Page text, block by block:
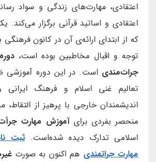
اعتقادی، مهارت‌های زندگی و سواد
اعتقادی و اساتید قرآنی برگزار می‌کند.
که از ابتدای ارائه‌ی آن در کانون فرهنگی
توجه و اقبال مخاطبین بوده است،
جرات‌مندی است. در این دوره آموزشی
تعالیم غنی اسلام و فرهنگ
اندیشمندان خارجی با پرهیز از
منحصر بفردی برایآموزش مهارت
اسلامی تدارک دیده شده‌است.ثبت
مهارت جراتمندی هم اکنون به صورت